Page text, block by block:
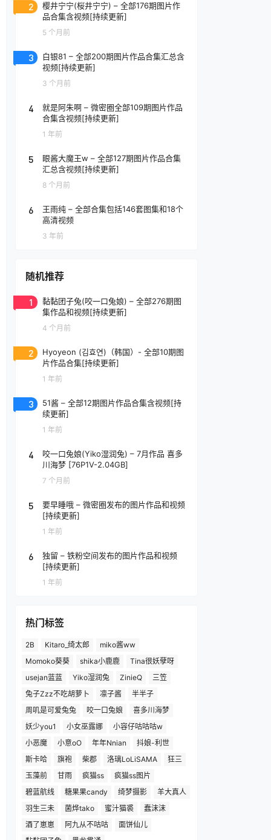
2
樱井宁宁(桜井宁宁) – 全部176期图片作
品合集含视频[持续更新]
5 个月前
3
白银81 – 全部200期图片作品合集汇总含
视频[持续更新]
3 个月前
4
就是阿朱啊 – 微密圈全部109期图片作品
合集含视频[持续更新]
1 年前
5
眼酱大魔王w – 全部127期图片作品合集
汇总含视频[持续更新]
8 个月前
6
王雨纯 – 全部合集包括146套图集和18个
高清视频
3 年前
随机推荐
1
黏黏团子兔(咬一口兔娘) – 全部276期图
集作品和视频[持续更新]
4 个月前
2
Hyoyeon (김효연)（韩国）- 全部10期图
片作品合集[持续更新]
1 年前
3
51酱 – 全部12期图片作品合集含视频[持
续更新]
1 年前
4
咬一口兔娘(Yiko湿润兔) – 7月作品 喜多
川海梦 [76P1V-2.04GB]
7 个月前
5
要早睡哦 – 微密圈发布的图片作品和视频
[持续更新]
1 年前
6
独留 – 铁粉空间发布的图片作品和视频
[持续更新]
1 年前
热门标签
2B Kitaro_绮太郎
miko酱ww
Momoko葵葵
shika小鹿鹿
Tina很妖孽呀
usejan蓝蓝
Yiko湿润兔 ZinieQ
三笠
兔子Zzz不吃胡萝卜
凛子酱
半半子
周叽是可爱兔兔
咬一口兔娘
喜多川海梦
妖少you1
小女巫露娜
小容仔咕咕咕w
小恶魔
小意oO 年年Nnian
抖娘-利世
斯卡哈
旗袍 柴郡 洛璃LoLiSAMA
狂三
玉藻前
甘雨 疯猫ss
疯猫ss图片
碧蓝航线
糖果果candy 绮梦摄影
羊大真人
羽生三未
菌烨tako 蜜汁猫裘
蠢沫沫
酒了崽崽
阿九从不咕咕
面饼仙儿